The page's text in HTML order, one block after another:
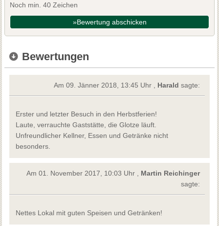
Noch min. 40 Zeichen
»Bewertung abschicken
Bewertungen
Am 09. Jänner 2018, 13:45 Uhr , Harald sagte:
Erster und letzter Besuch in den Herbstferien!
Laute, verrauchte Gaststätte, die Glotze läuft.
Unfreundlicher Kellner, Essen und Getränke nicht
besonders.
Am 01. November 2017, 10:03 Uhr , Martin Reichinger
sagte:
Nettes Lokal mit guten Speisen und Getränken!